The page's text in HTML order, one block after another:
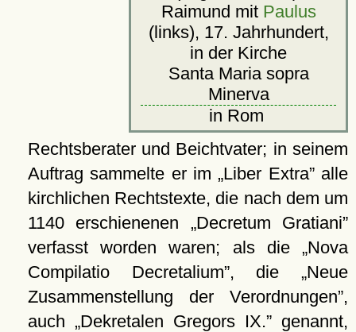
Raimund mit Paulus
(links), 17. Jahrhundert,
in der Kirche
Santa Maria sopra
Minerva
in Rom
Rechtsberater und Beichtvater; in seinem
Auftrag sammelte er im Liber Extra alle
kirchlichen Rechtstexte, die nach dem um
1140 erschienenen
Decretum Gratiani
verfasst worden waren; als die
Nova
Compilatio Decretalium , die Neue
Zusammenstellung der Verordnungen ,
auch
Dekretalen Gregors IX. genannt,